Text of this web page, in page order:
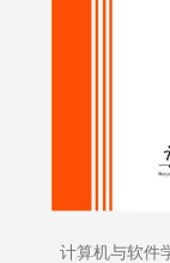
计算机与软件